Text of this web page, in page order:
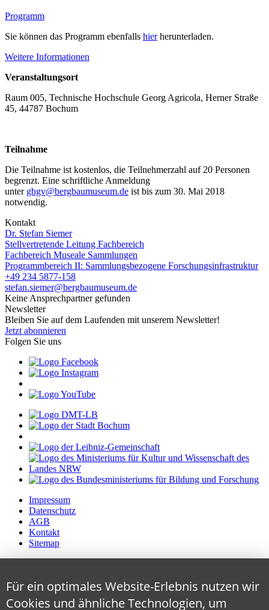
Programm
Sie können das Programm ebenfalls hierherunterladen.
Weitere Informationen
Veranstaltungsort
Raum 005, Technische Hochschule Georg Agricola, Herner Straße
45, 44787 Bochum
Teilnahme
Die Teilnahme ist kostenlos, die Teilnehmerzahl auf 20 Personen
begrenzt. Eine schriftliche Anmeldung
unter gbgv@bergbaumuseum.de ist bis zum 30. Mai 2018
notwendig.
Kontakt
Dr. Stefan Siemer
Stellvertretende Leitung Fachbereich
Fachbereich Museale Sammlungen
Programmbereich II: Sammlungsbezogene Forschungsinfrastruktur
+49 234 5877-158
stefan.siemer@bergbaumuseum.de
Keine Ansprechpartner gefunden
Newsletter
Bleiben Sie auf dem Laufenden mit unserem Newsletter!
Jetzt abonnieren
Folgen Sie uns
Impressum
Datenschutz
AGB
Kontakt
Sitemap
Für ein optimales Website-Erlebnis nutzen wir
Cookies und ähnliche Technologien, um